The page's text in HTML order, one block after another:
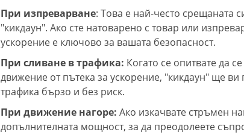
При изпреварване: Това е най-често срещаната
"кикдаун". Ако сте натоварено с товар или
ускорение е ключово за вашата безопасност.
При сливане в трафика: Когато се опитвате да
движение от пътека за ускорение, "кикдаун" ще ви
трафика бързо и без риск.
При движение нагоре: Ако изкачвате стръмен
допълнителната мощност, за да преодолеете